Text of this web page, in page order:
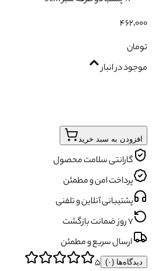
۴۶۲٬۰۰۰
تومان
موجود در انبار
افزودن به سبد خرید
گارانتی سلامت محصول
پرداخت امن و مطمئن
پشتیبانی آنلاین و تلفنی
۷ روز ضمانت بازگشت
ارسال سریع و مطمئن
دیدگاه‌ها (۰) ۵